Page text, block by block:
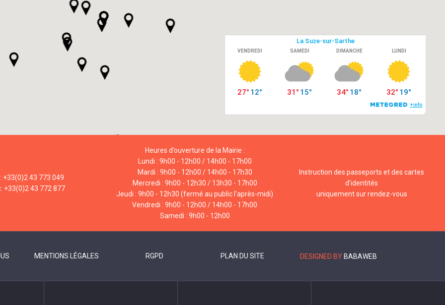
+33(0)2 43 773 049
+33(0)2 43 772 877
Heures d’ouverture de la Mairie :
Lundi : 9h00 - 12h00 / 14h00 - 17h00
Mardi : 9h00 - 12h00 / 14h00 - 17h30
Mercredi : 9h00 - 12h30 / 13h30 - 17h00
Jeudi : 9h00 - 12h30 (fermé au public l'après-midi)
Vendredi : 9h00 - 12h00 / 14h00 - 17h00
Samedi : 9h00 - 12h00
Instruction des passeports et des cartes
d’identités
uniquement sur rendez-vous
MENTIONS LÉGALES RGPD PLAN DU SITE DESIGNED BY BABAWEB